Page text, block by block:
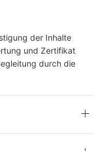
der Inhalte
und Zertifikat
durch die